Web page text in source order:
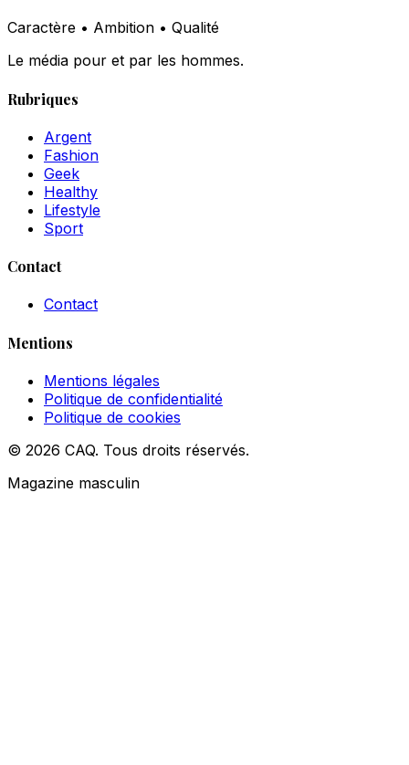
Caractère • Ambition • Qualité
Le média pour et par les hommes.
Rubriques
Argent
Fashion
Geek
Healthy
Lifestyle
Sport
Contact
Contact
Mentions
Mentions légales
Politique de confidentialité
Politique de cookies
© 2026 CAQ. Tous droits réservés.
Magazine masculin